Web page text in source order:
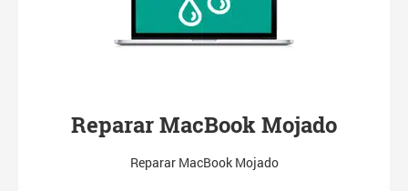
Reparar MacBook Mojado
Reparar MacBook Mojado